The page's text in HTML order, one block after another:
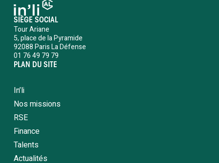
SIÈGE SOCIAL
Tour Ariane
5, place de la Pyramide
92088 Paris La Défense
01 76 49 79 79
PLAN DU SITE
In’li
Nos missions
RSE
Finance
Talents
Actualités